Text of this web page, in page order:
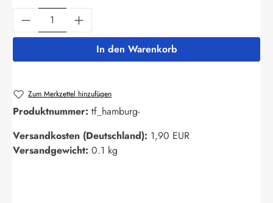
Produkt Anzahl: Gib den gewünschten
In den Warenkorb
Zum Merkzettel hinzufügen
Produktnummer: tf_hamburg-
Versandkosten (Deutschland): 1,90 EUR
Versandgewicht: 0.1 kg